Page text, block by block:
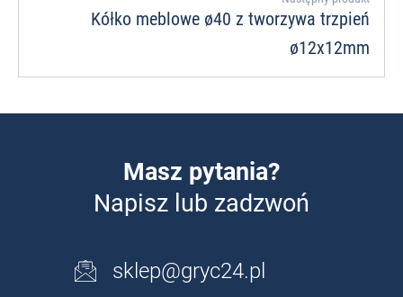
Kółko meblowe ø40 z tworzywa trzpień
ø12x12mm
Masz pytania?
Napisz lub zadzwoń
sklep@gryc24.pl